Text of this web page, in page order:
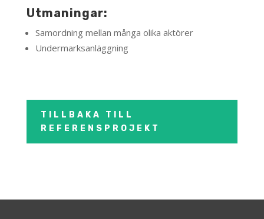
Utmaningar:
Samordning mellan många olika aktörer
Undermarksanläggning
TILLBAKA TILL
REFERENSPROJEKT